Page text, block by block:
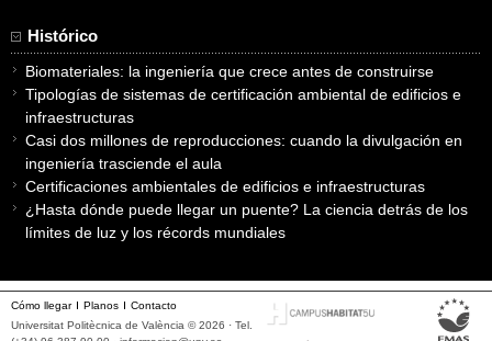
Histórico
Biomateriales: la ingeniería que crece antes de construirse
Tipologías de sistemas de certificación ambiental de edificios e
infraestructuras
Casi dos millones de reproducciones: cuando la divulgación en
ingeniería trasciende el aula
Certificaciones ambientales de edificios e infraestructuras
¿Hasta dónde puede llegar un puente? La ciencia detrás de los
límites de luz y los récords mundiales
Cómo llegar Planos
Contacto
Universitat Politècnica de València © 2026 · Tel.